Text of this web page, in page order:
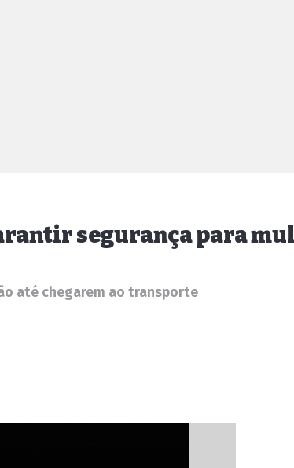
segurança para
até chegarem ao transporte